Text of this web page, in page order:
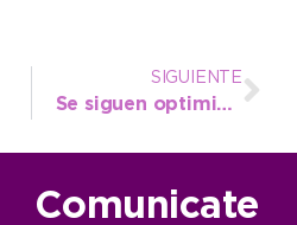
SIGUIENTE
Se siguen optimizando los CAPS para dar vacunación de calendario en los sábados de enero
Comunicate